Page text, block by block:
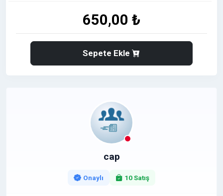
650,00 ₺
Sepete Ekle
cap
Onaylı 10 Satış